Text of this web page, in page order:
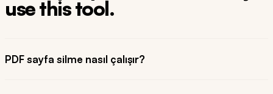
use this tool.
PDF sayfa silme nasıl çalışır?